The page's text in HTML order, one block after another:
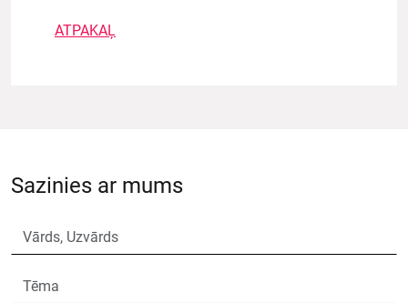
ATPAKAĻ
Sazinies ar mums